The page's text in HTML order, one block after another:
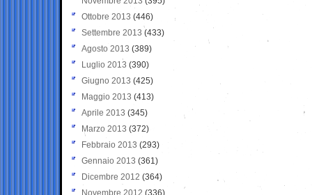
Ottobre 2013 (446)
Settembre 2013 (433)
Agosto 2013 (389)
Luglio 2013 (390)
Giugno 2013 (425)
Maggio 2013 (413)
Aprile 2013 (345)
Marzo 2013 (372)
Febbraio 2013 (293)
Gennaio 2013 (361)
Dicembre 2012 (364)
Novembre 2012 (336)